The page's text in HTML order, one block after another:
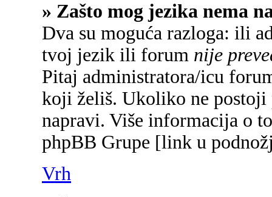
» Zašto mog jezika nema
Dva su moguća razloga: ili
tvoj jezik ili forum nije
Pitaj administratora/icu
koji želiš. Ukoliko ne
napravi. Više informacija o
phpBB Grupe [link u
Vrh